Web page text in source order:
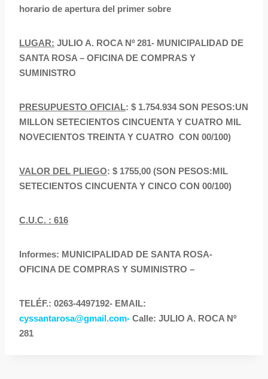
horario de apertura del primer sobre
LUGAR: JULIO A. ROCA Nº 281- MUNICIPALIDAD DE
SANTA ROSA – OFICINA DE COMPRAS Y
SUMINISTRO
PRESUPUESTO OFICIAL: $ 1.754.934 SON PESOS:UN
MILLON SETECIENTOS CINCUENTA Y CUATRO MIL
NOVECIENTOS TREINTA Y CUATRO CON 00/100)
VALOR DEL PLIEGO: $ 1755,00 (SON PESOS:MIL
SETECIENTOS CINCUENTA Y CINCO CON 00/100)
C.U.C. : 616
Informes: MUNICIPALIDAD DE SANTA ROSA-
OFICINA DE COMPRAS Y SUMINISTRO –
TELÉF.: 0263-4497192- EMAIL:
cyssantarosa@gmail.com- Calle: JULIO A. ROCA Nº
281